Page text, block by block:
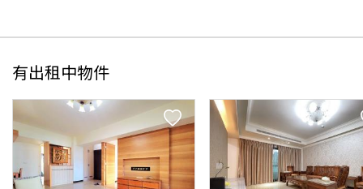
有出租中物件